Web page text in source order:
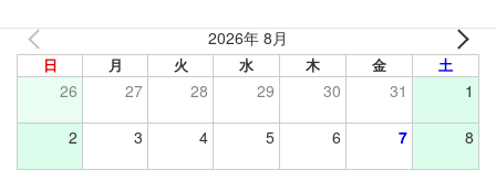
2026年 8月
日 月 火 水 木 金 土
26 27 28 29 30 31 1
2 3 4 5 6 7 8